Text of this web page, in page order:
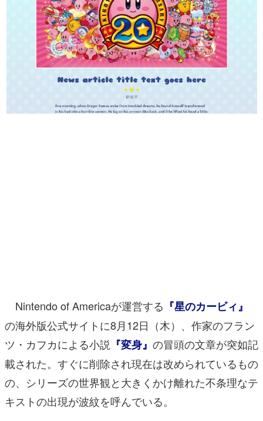
ゲームが変えた日本語
「経験値」「裏技」「ラスボス」… ゲームにまつわる言葉
の起源や用法の変遷を、コンピューター文化史研究家・タ
イニーP氏が徹底調査。
カテゴリ
Nintendo of Americaが運営する 『星のカービィ』
の海外版公式サイトに8月12日（木）、作家のフラン
ツ・カフカによる小説 『変身』 の冒頭の文章が突如記
載された。すぐに削除され現在は改められているもの
の、シリーズの世界観と大きくかけ離れた不条理なテ
キストの出現が波紋を呼んでいる。